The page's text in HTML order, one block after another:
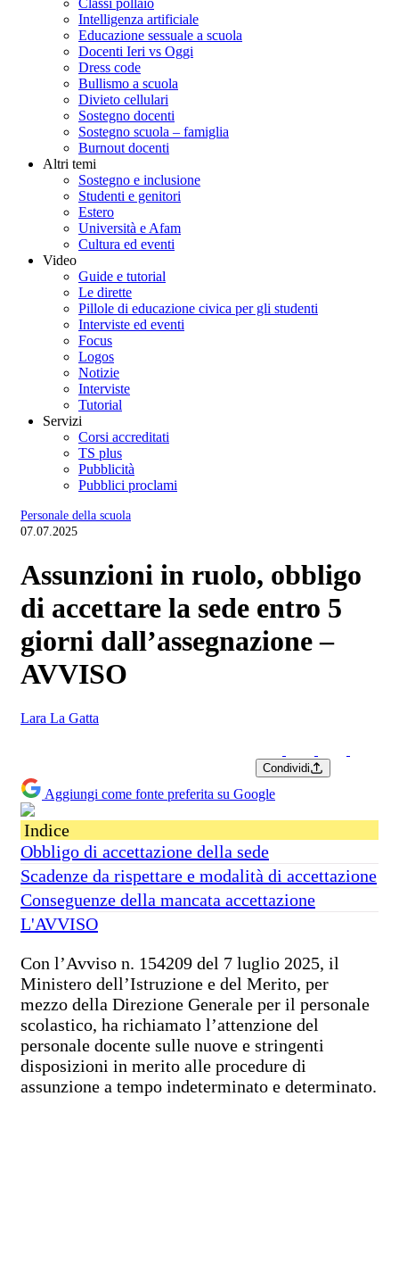
Classi pollaio
Intelligenza artificiale
Educazione sessuale a scuola
Docenti Ieri vs Oggi
Dress code
Bullismo a scuola
Divieto cellulari
Sostegno docenti
Sostegno scuola – famiglia
Burnout docenti
Altri temi
Sostegno e inclusione
Studenti e genitori
Estero
Università e Afam
Cultura ed eventi
Video
Guide e tutorial
Le dirette
Pillole di educazione civica per gli studenti
Interviste ed eventi
Focus
Logos
Notizie
Interviste
Tutorial
Servizi
Corsi accreditati
TS plus
Pubblicità
Pubblici proclami
Personale della scuola
07.07.2025
Assunzioni in ruolo, obbligo
di accettare la sede entro 5
giorni dall’assegnazione –
AVVISO
Lara La Gatta
Condividi
Aggiungi come fonte preferita su Google
Indice
Obbligo di accettazione della sede
Scadenze da rispettare e modalità di accettazione
Conseguenze della mancata accettazione
L'AVVISO
Con l’Avviso n. 154209 del 7 luglio 2025, il
Ministero dell’Istruzione e del Merito, per
mezzo della Direzione Generale per il personale
scolastico, ha richiamato l’attenzione del
personale docente sulle nuove e stringenti
disposizioni in merito alle procedure di
assunzione a tempo indeterminato e determinato.